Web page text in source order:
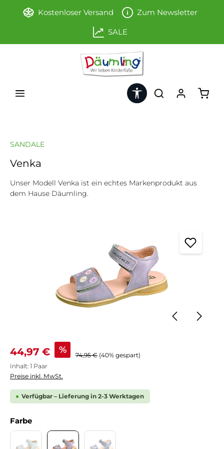
Zum Hauptinhalt springen
Kostenloser Versand Zum Newsletter
SALE
Werkzeugleiste anzeigen
SANDALE
Venka
Unser Modell Venka ist ein echtes Markenprodukt aus
dem Hause Däumling.
Verkaufspreis:
44,97 € % Regulärer Preis:
74,95 € (40% gespart)
Inhalt: 1 Paar
Preise inkl. MwSt.
Verfügbar – Lieferung in 2-3 Werktagen
Farbeauswählen